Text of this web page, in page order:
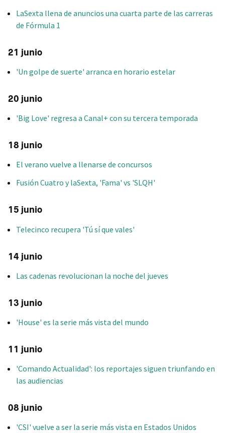
LaSexta llena de anuncios una cuarta parte de las carreras
de Fórmula 1
21 junio
'Un golpe de suerte' arranca en horario estelar
20 junio
'Big Love' regresa a Canal+ con su tercera temporada
18 junio
El verano vuelve a llenarse de concursos
Fusión Cuatro y laSexta, 'Fama' vs 'SLQH'
15 junio
Telecinco recupera 'Tú sí que vales'
14 junio
Las cadenas revolucionan la noche del jueves
13 junio
'House' es la serie más vista del mundo
11 junio
'Comando Actualidad': los reportajes siguen triunfando en
las audiencias
08 junio
'CSI' vuelve a ser la serie más vista en Estados Unidos